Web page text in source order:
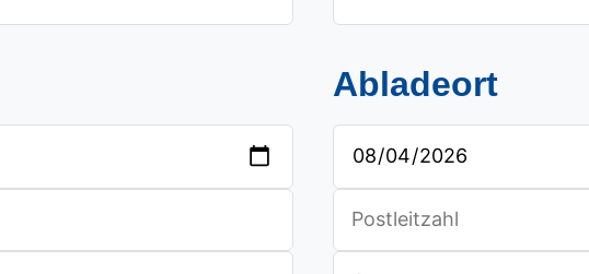
Abladeort